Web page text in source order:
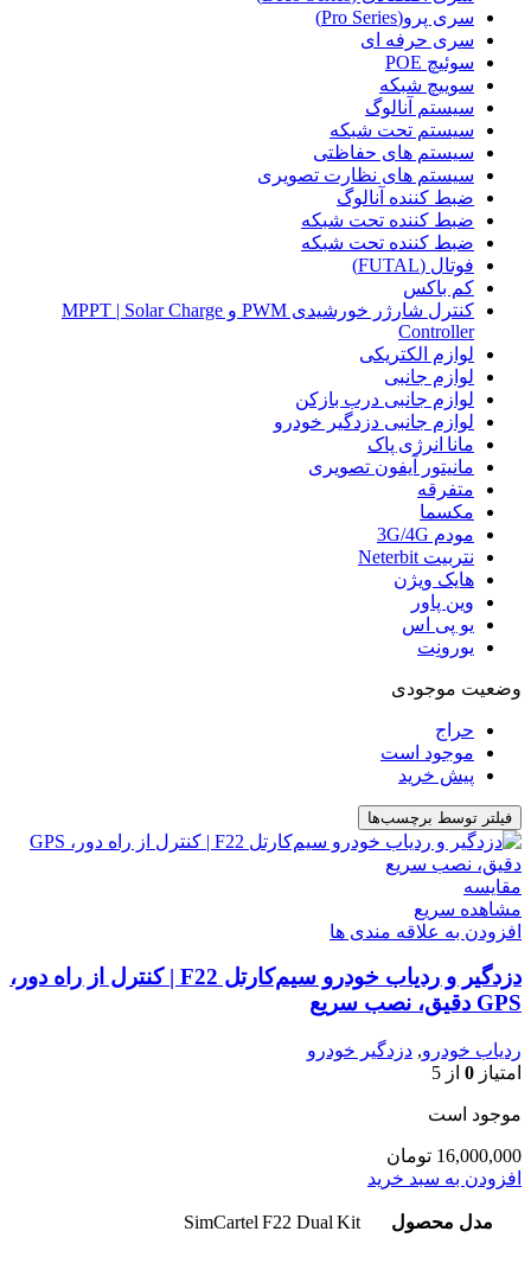
سری پرو(Pro Series)
سری حرفه ای
سوئیچ POE
سوییچ شبکه
سیستم آنالوگ
سیستم تحت شبکه
سیستم های حفاظتی
سیستم های نظارت تصویری
ضبط کننده آنالوگ
ضبط کننده تحت شبکه
ضبط کننده تحت شبکه
فوتال (FUTAL)
کم باکس
کنترل شارژر خورشیدی PWM و MPPT | Solar Charge
Controller
لوازم الکتریکی
لوازم جانبی
لوازم جانبی درب بازکن
لوازم جانبی دزدگیر خودرو
مانا انرژی پاک
مانیتور آیفون تصویری
متفرقه
مکسما
مودم 3G/4G
نتربیت Neterbit
هایک ویژن
وین پاور
یو پی اس
یورونِت
وضعیت موجودی
حراج
موجود است
پیش خرید
فیلتر توسط برچسب‌ها
مقایسه
مشاهده سریع
افزودن به علاقه مندی ها
دزدگیر و ردیاب خودرو سیم‌کارتل F22 | کنترل از راه دور،
GPS دقیق، نصب سریع
ردیاب خودرو, دزدگیر خودرو
امتیاز 0 از 5
موجود است
16,000,000 تومان
افزودن به سبد خرید
مدل محصول SimCartel F22 Dual Kit